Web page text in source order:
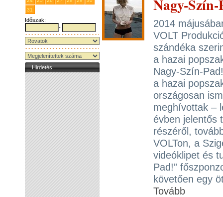
31
Időszak:
-
Hirdetés
Nagy-Szín-
2014
VOLT
szándéka
a hazai
Nagy-Szín-
a hazai
országosan
meghívottak –
évben jelentős
részéről,
VOLTon, a
videóklipet és
Pad!”
követően egy
Tovább